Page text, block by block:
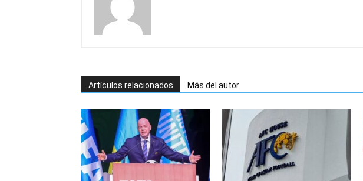
Artículos relacionados Más del autor